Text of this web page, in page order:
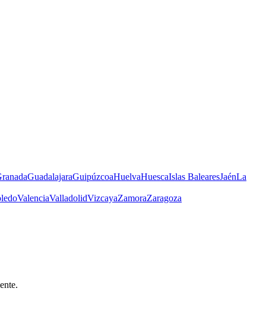
GuadalajaraGuipúzcoaHuelvaHuescaIslas BalearesJaénLa
ValenciaValladolidVizcayaZamoraZaragoza